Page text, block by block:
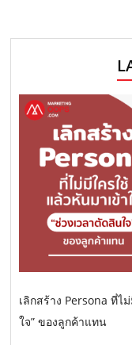
เลิกสร้าง Persona ที่ไ
ใจ” ของลูกค้าแทน